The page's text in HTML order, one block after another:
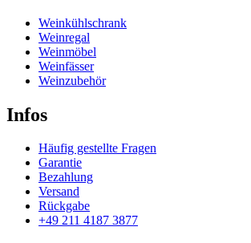
Weinkühlschrank
Weinregal
Weinmöbel
Weinfässer
Weinzubehör
Infos
Häufig gestellte Fragen
Garantie
Bezahlung
Versand
Rückgabe
+49 211 4187 3877